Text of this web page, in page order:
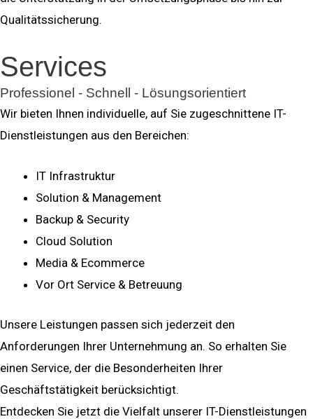
Qualitätssicherung.
Services
Professionel - Schnell - Lösungsorientiert
Wir bieten Ihnen individuelle, auf Sie zugeschnittene IT-
Dienstleistungen aus den Bereichen:
IT Infrastruktur
Solution & Management
Backup & Security
Cloud Solution
Media & Ecommerce
Vor Ort Service & Betreuung
Unsere Leistungen passen sich jederzeit den
Anforderungen Ihrer Unternehmung an. So erhalten Sie
einen Service, der die Besonderheiten Ihrer
Geschäftstätigkeit berücksichtigt.
Entdecken Sie jetzt die Vielfalt unserer IT-Dienstleistungen